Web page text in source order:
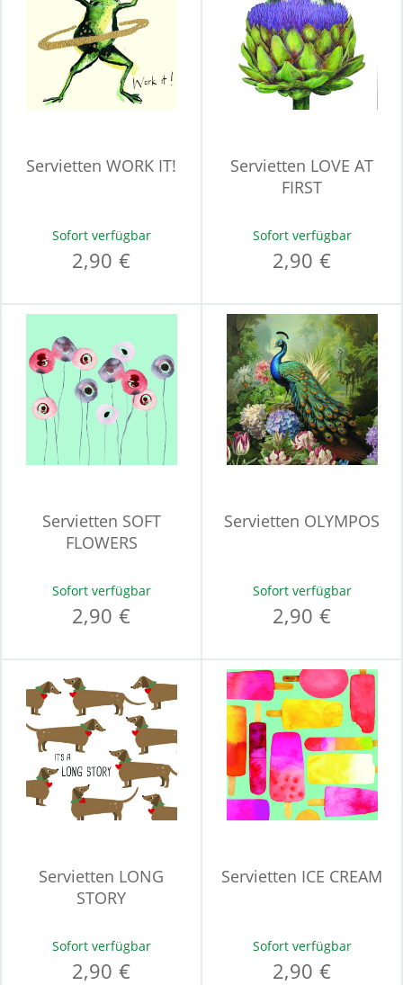
Servietten WORK IT!
Sofort verfügbar
2,90 €
Servietten LOVE AT
FIRST
Sofort verfügbar
2,90 €
Servietten SOFT
FLOWERS
Sofort verfügbar
2,90 €
Servietten OLYMPOS
Sofort verfügbar
2,90 €
Servietten LONG
STORY
Sofort verfügbar
2,90 €
Servietten ICE CREAM
Sofort verfügbar
2,90 €